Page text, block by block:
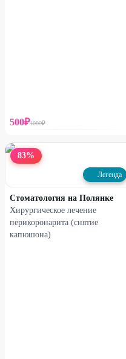
500₽1000₽
83%
Легенда
Стоматология на Полянке
Хирургическое лечение
перикоронарита (снятие
капюшона)